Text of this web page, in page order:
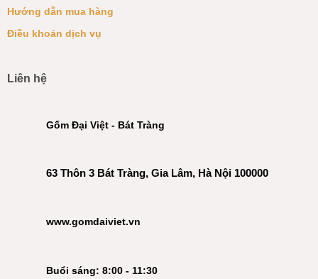
Hướng dẫn mua hàng
Điều khoản dịch vụ
Liên hệ
Gốm Đại Việt - Bát Tràng
63 Thôn 3 Bát Tràng, Gia Lâm, Hà Nội 100000
www.gomdaiviet.vn
Buổi sáng: 8:00 - 11:30